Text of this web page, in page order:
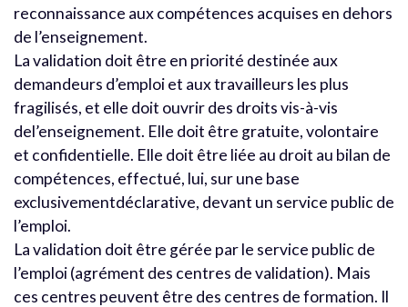
reconnaissance aux compétences acquises en dehors
de l’enseignement.
La validation doit être en priorité destinée aux
demandeurs d’emploi et aux travailleurs les plus
fragilisés, et elle doit ouvrir des droits vis-à-vis
del’enseignement. Elle doit être gratuite, volontaire
et confidentielle. Elle doit être liée au droit au bilan de
compétences, effectué, lui, sur une base
exclusivementdéclarative, devant un service public de
l’emploi.
La validation doit être gérée par le service public de
l’emploi (agrément des centres de validation). Mais
ces centres peuvent être des centres de formation. Il